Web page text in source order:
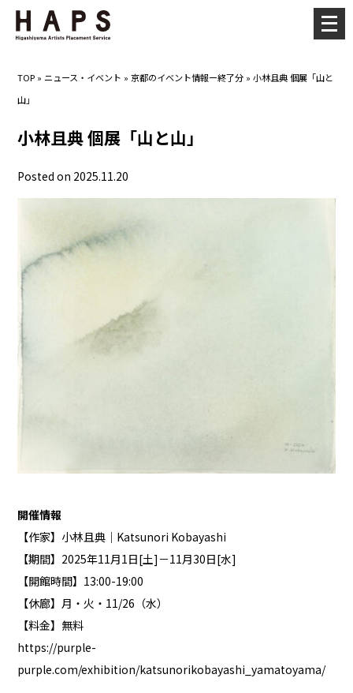
TOP » ニュース・イベント »京都のイベント情報ー終了分 »小林且典 個展「山と
山」
小林且典 個展「山と山」
Posted on 2025.11.20
開催情報
【作家】小林且典｜Katsunori Kobayashi
【期間】2025年11月1日[土]－11月30日[水]
【開館時間】13:00-19:00
【休廊】月・火・11/26（水）
【料金】無料
https://purple-
purple.com/exhibition/katsunorikobayashi_yamatoyama/
メ
ニ
ー